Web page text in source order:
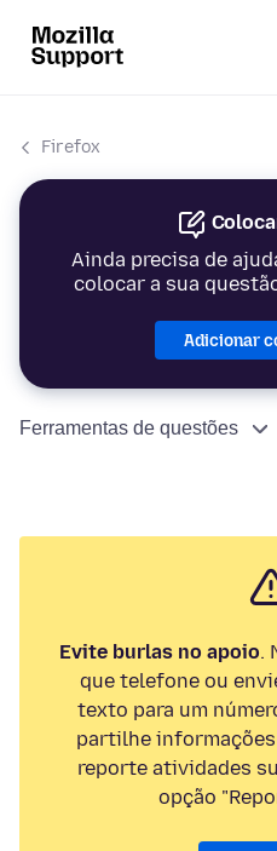
Firefox
Ainda precisa de
colocar a sua
Adicionar
Ferramentas de questões
Evite burlas no apoio.
que telefone ou
texto para um
partilhe
reporte atividades
opção